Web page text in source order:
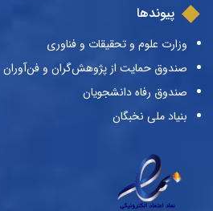
پیوندها
وزارت علوم و تحقیقات و فناوری
صندوق حمایت از پژوهش‌گران و فن‌آوران
صندوق رفاه دانشجویان
بنیاد ملی نخبگان